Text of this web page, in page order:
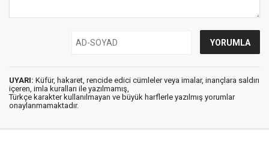
UYARI: Küfür, hakaret, rencide edici cümleler veya imalar, inançlara saldırı
içeren, imla kuralları ile yazılmamış,
Türkçe karakter kullanılmayan ve büyük harflerle yazılmış yorumlar
onaylanmamaktadır.